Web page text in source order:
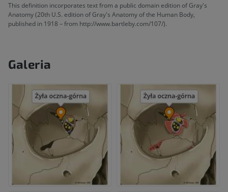
This definition incorporates text from a public domain edition of Gray's
Anatomy (20th U.S. edition of Gray's Anatomy of the Human Body,
published in 1918 – from http://www.bartleby.com/107/).
Galeria